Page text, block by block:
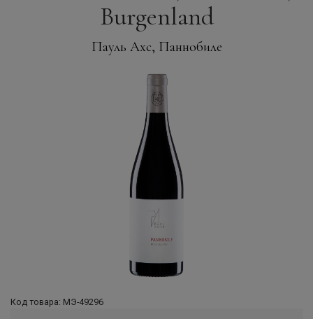
Burgenland
Пауль Ахс, Паннобиле
Код товара: МЭ-49296